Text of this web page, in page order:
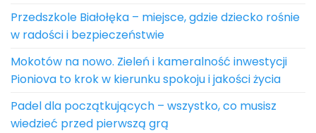
Przedszkole Białołęka – miejsce, gdzie dziecko rośnie
w radości i bezpieczeństwie
Mokotów na nowo. Zieleń i kameralność inwestycji
Pioniova to krok w kierunku spokoju i jakości życia
Padel dla początkujących – wszystko, co musisz
wiedzieć przed pierwszą grą